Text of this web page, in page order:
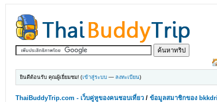
ยินดีต้อนรับ คุณผู้เยี่ยมชม! (เข้าสู่ระบบ — ลงทะเบียน)
ThaiBuddyTrip.com - เว็บคู่หูของคนชอบเที่ยว /ข้อมูลสมาชิกของ